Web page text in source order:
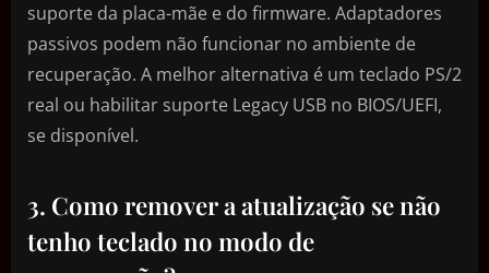
suporte da placa-mãe e do firmware. Adaptadores
passivos podem não funcionar no ambiente de
recuperação. A melhor alternativa é um teclado PS/2
real ou habilitar suporte Legacy USB no BIOS/UEFI,
se disponível.
3. Como remover a atualização se não
tenho teclado no modo de